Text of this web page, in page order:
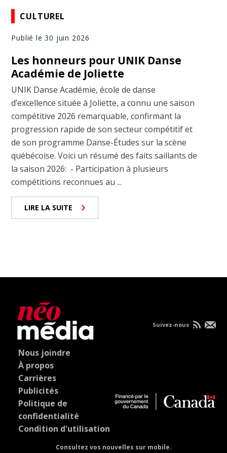
CULTUREL
Publié le 30 juin 2026
Les honneurs pour UNIK Danse
Académie de Joliette
UNIK Danse Académie, école de danse
d’excellence située à Joliette, a connu une saison
compétitive 2026 remarquable, confirmant la
progression rapide de son secteur compétitif et
de son programme Danse-Études sur la scène
québécoise. Voici un résumé des faits saillants de
la saison 2026: - Participation à plusieurs
compétitions reconnues au ...
LIRE LA SUITE
Nous joindre
À propos
Carrières
Publicités
Politique de
confidentialité
Condition d'utilisation
Consultez vos nouvelles sur mobile.
Suivez-nous